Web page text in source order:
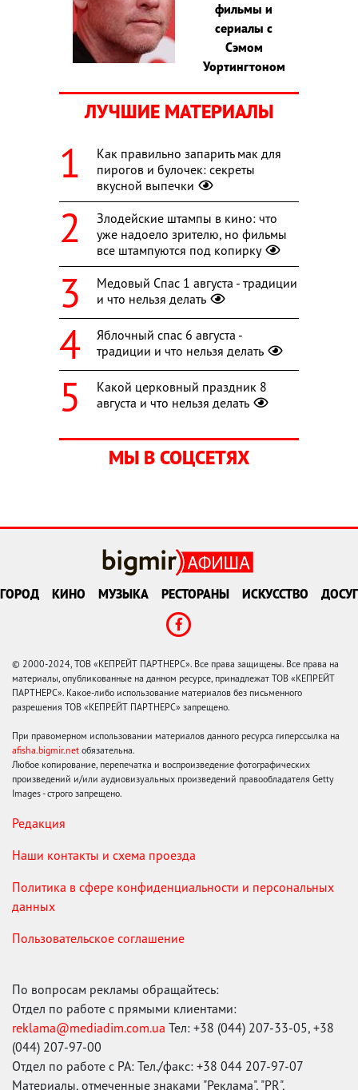
фильмы и
сериалы с
Сэмом
Уортингтоном
ЛУЧШИЕ МАТЕРИАЛЫ
Как правильно запарить мак для
пирогов и булочек: секреты
вкусной выпечки
Злодейские штампы в кино: что
уже надоело зрителю, но фильмы
все штампуются под копирку
Медовый Спас 1 августа - традиции
и что нельзя делать
Яблочный спас 6 августа -
традиции и что нельзя делать
Какой церковный праздник 8
августа и что нельзя делать
МЫ В СОЦСЕТЯХ
ГОРОД КИНО МУЗЫКА РЕСТОРАНЫ ИСКУССТВО ДОСУГ
© 2000-2024, ТОВ «КЕПРЕЙТ ПАРТНЕРС». Все права защищены. Все права на
материалы, опубликованные на данном ресурсе, принадлежат ТОВ «КЕПРЕЙТ
ПАРТНЕРС». Какое-либо использование материалов без письменного
разрешения ТОВ «КЕПРЕЙТ ПАРТНЕРС» запрещено.
При правомерном использовании материалов данного ресурса гиперссылка на
afisha.bigmir.net обязательна.
Любое копирование, перепечатка и воспроизведение фотографических
произведений и/или аудиовизуальных произведений правообладателя Getty
Images - строго запрещено.
Редакция
Наши контакты и схема проезда
Политика в сфере конфиденциальности и персональных
данных
Пользовательское соглашение
По вопросам рекламы обращайтесь:
Отдел по работе с прямыми клиентами:
reklama@mediadim.com.ua Тел: +38 (044) 207-33-05, +38
(044) 207-97-00
Отдел по работе с РА: Тел./факс: +38 044 207-97-07
Материалы, отмеченные знаками "Реклама", "PR",